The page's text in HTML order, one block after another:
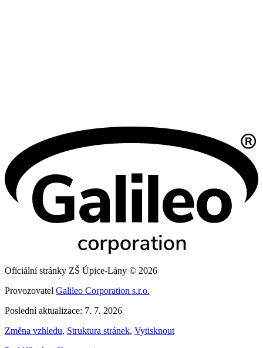
Oficiální stránky ZŠ Úpice-Lány © 2026
Provozovatel Galileo Corporation s.r.o.
Poslední aktualizace: 7. 7. 2026
Změna vzhledu, Struktura stránek, Vytisknout